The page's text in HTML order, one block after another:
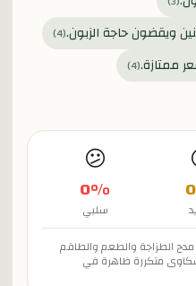
ويقضون حاجة الزبون.(
4
)
ممتازة.(
4
)
0
😕
0%
سلبي
مدح الطزاجة والطعم والطاقم
متكررة ظاهرة في